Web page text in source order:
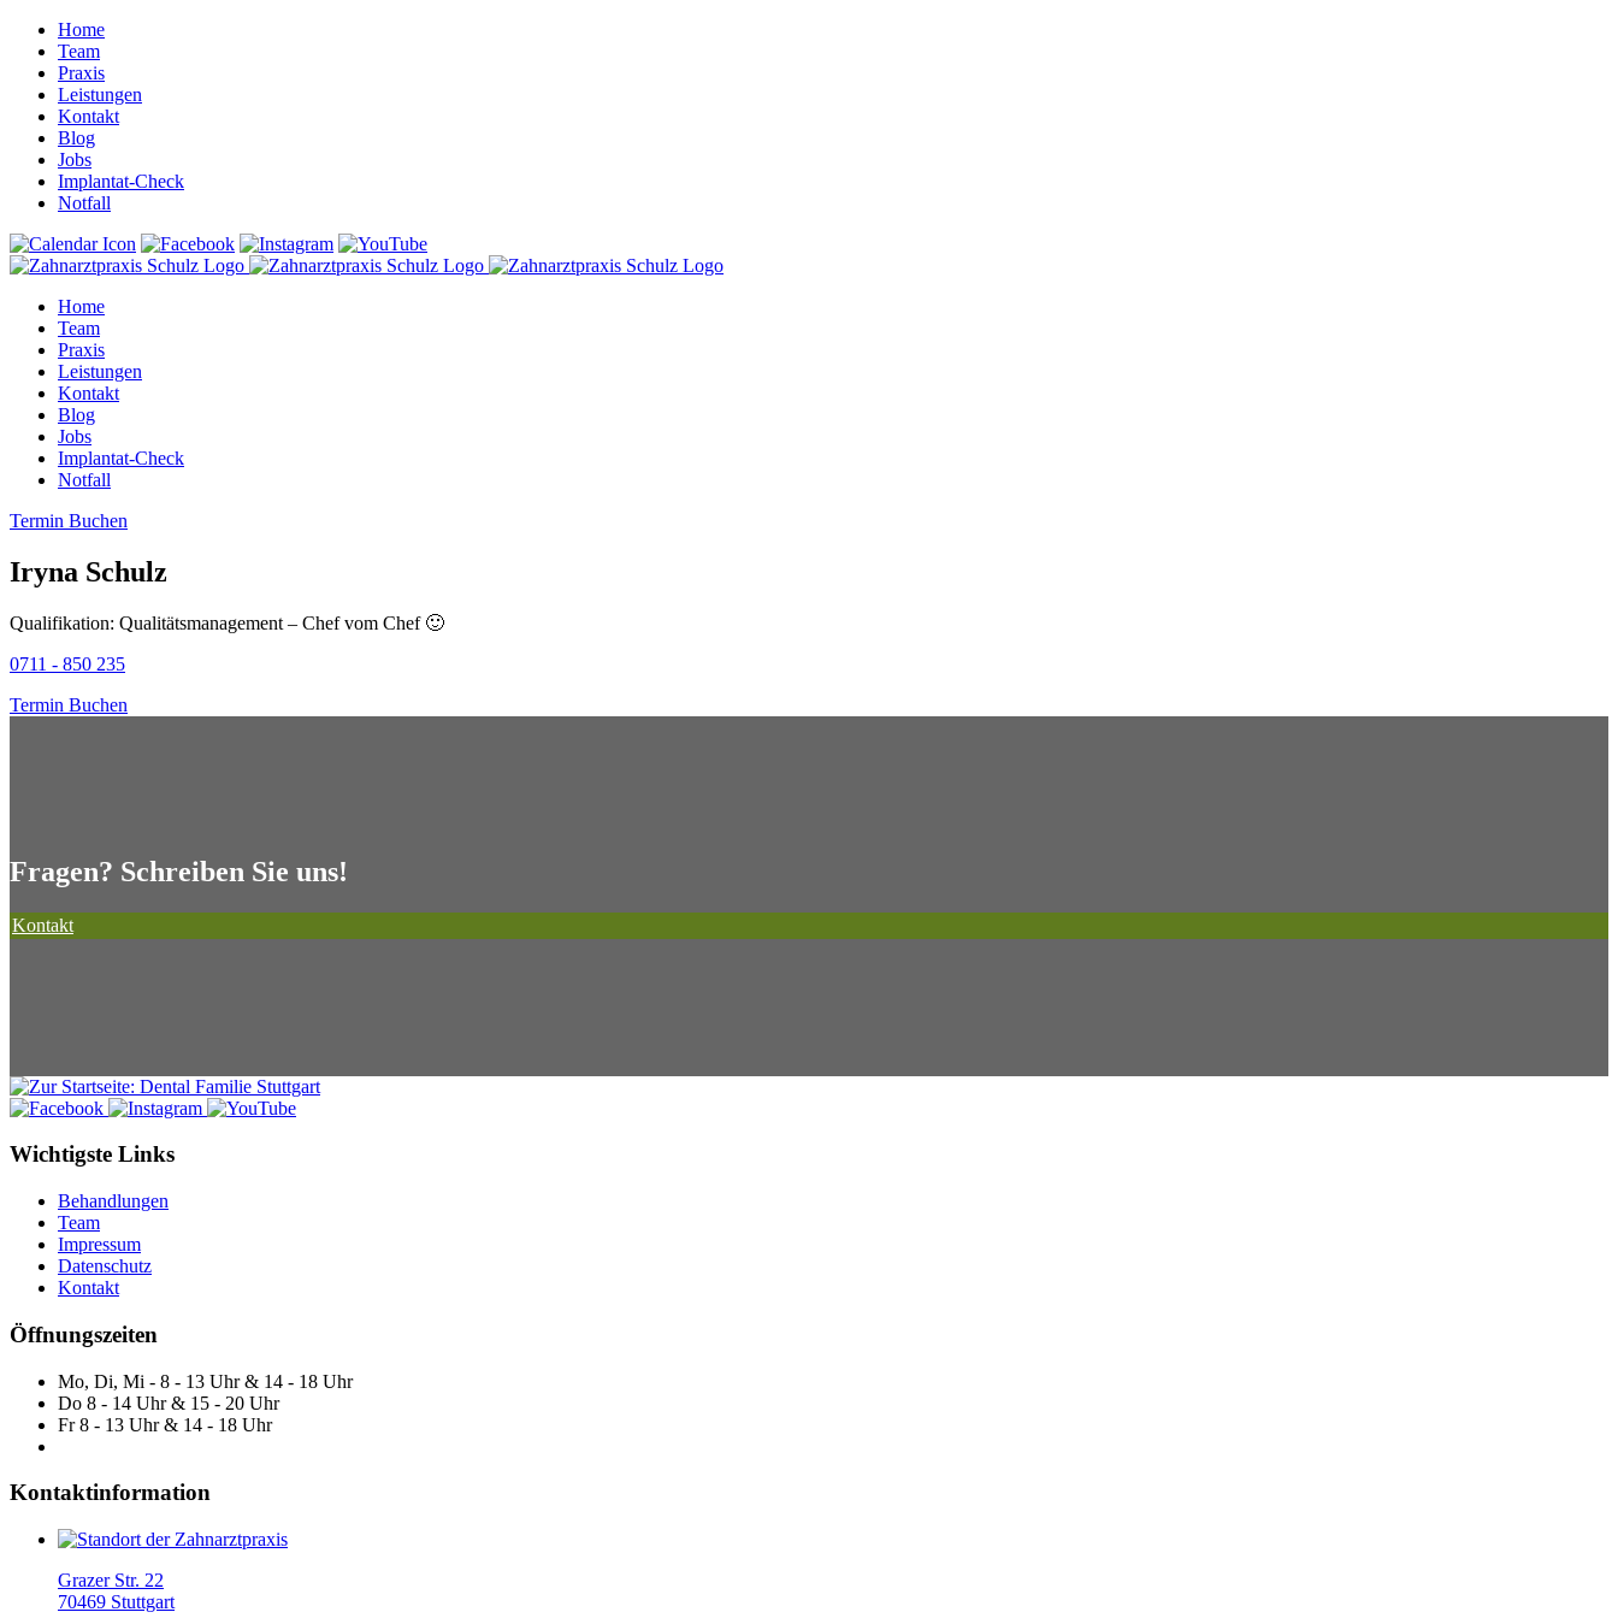
Home
Team
Praxis
Leistungen
Kontakt
Blog
Jobs
Implantat-Check
Notfall
Home
Team
Praxis
Leistungen
Kontakt
Blog
Jobs
Implantat-Check
Notfall
Termin Buchen
Iryna Schulz
Qualifikation: Qualitätsmanagement – Chef vom Chef 🙂
0711 - 850 235
Termin Buchen
Fragen? Schreiben Sie uns!
Kontakt
Wichtigste Links
Behandlungen
Team
Impressum
Datenschutz
Kontakt
Öffnungszeiten
Mo, Di, Mi - 8 - 13 Uhr & 14 - 18 Uhr
Do 8 - 14 Uhr & 15 - 20 Uhr
Fr 8 - 13 Uhr & 14 - 18 Uhr
Kontaktinformation
Grazer Str. 22
70469 Stuttgart